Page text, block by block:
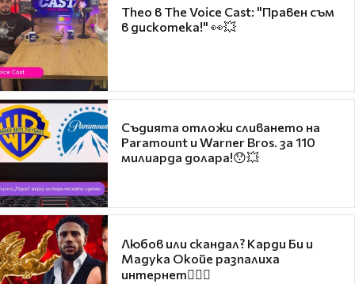
Theo в The Voice Cast: "Правен съм
в дискотека!" 👀💥
Съдията отложи сливането на
Paramount и Warner Bros. за 110
милиарда долара!😯💥
Любов или скандал? Карди Би и
Мадука Окойе разпалиха
интернет❤️‍🔥🔥